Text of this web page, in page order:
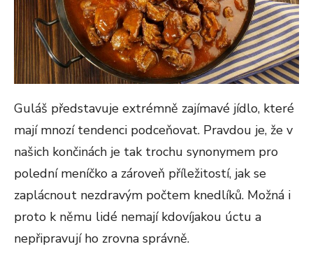
Guláš představuje extrémně zajímavé jídlo, které
mají mnozí tendenci podceňovat. Pravdou je, že v
našich končinách je tak trochu synonymem pro
polední meníčko a zároveň příležitostí, jak se
zaplácnout nezdravým počtem knedlíků. Možná i
proto k němu lidé nemají kdovíjakou úctu a
nepřipravují ho zrovna správně.